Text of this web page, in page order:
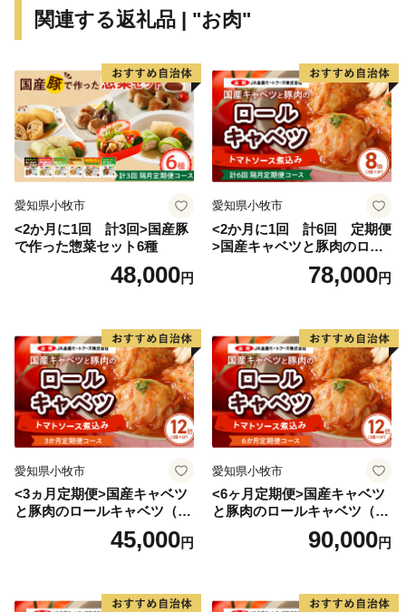
関連する返礼品 | "お肉"
愛知県小牧市
<2か月に1回 計3回>国産豚
で作った惣菜セット6種
48,000円
愛知県小牧市
<2か月に1回 計6回 定期便
>国産キャベツと豚肉のロー
ルキャベツ（4P入り）
78,000円
愛知県小牧市
<3ヵ月定期便>国産キャベツ
と豚肉のロールキャベツ（6P
45,000円
愛知県小牧市
<6ヶ月定期便>国産キャベツ
と豚肉のロールキャベツ（6P
90,000円